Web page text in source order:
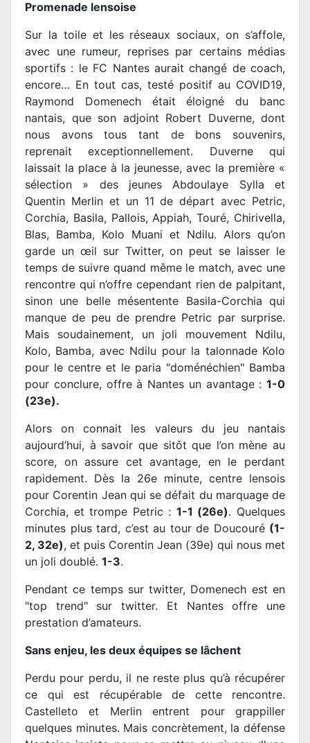
Promenade lensoise
Sur la toile et les réseaux sociaux, on s’affole,
avec une rumeur, reprises par certains médias
sportifs : le FC Nantes aurait changé de coach,
encore… En tout cas, testé positif au COVID19,
Raymond Domenech était éloigné du banc
nantais, que son adjoint Robert Duverne, dont
nous avons tous tant de bons souvenirs,
reprenait exceptionnellement. Duverne qui
laissait la place à la jeunesse, avec la première «
sélection » des jeunes Abdoulaye Sylla et
Quentin Merlin et un 11 de départ avec Petric,
Corchia, Basila, Pallois, Appiah, Touré, Chirivella,
Blas, Bamba, Kolo Muani et Ndilu. Alors qu’on
garde un œil sur Twitter, on peut se laisser le
temps de suivre quand même le match, avec une
rencontre qui n’offre cependant rien de palpitant,
sinon une belle mésentente Basila-Corchia qui
manque de peu de prendre Petric par surprise.
Mais soudainement, un joli mouvement Ndilu,
Kolo, Bamba, avec Ndilu pour la talonnade Kolo
pour le centre et le paria "doménéchien" Bamba
pour conclure, offre à Nantes un avantage : 1-0
(23e).
Alors on connait les valeurs du jeu nantais
aujourd’hui, à savoir que sitôt que l’on mène au
score, on assure cet avantage, en le perdant
rapidement. Dès la 26e minute, centre lensois
pour Corentin Jean qui se défait du marquage de
Corchia, et trompe Petric : 1-1 (26e). Quelques
minutes plus tard, c’est au tour de Doucouré (1-
2, 32e), et puis Corentin Jean (39e) qui nous met
un joli doublé. 1-3.
Pendant ce temps sur twitter, Domenech est en
"top trend" sur twitter. Et Nantes offre une
prestation d’amateurs.
Sans enjeu, les deux équipes se lâchent
Perdu pour perdu, il ne reste plus qu’à récupérer
ce qui est récupérable de cette rencontre.
Castelleto et Merlin entrent pour grappiller
quelques minutes. Mais concrètement, la défense